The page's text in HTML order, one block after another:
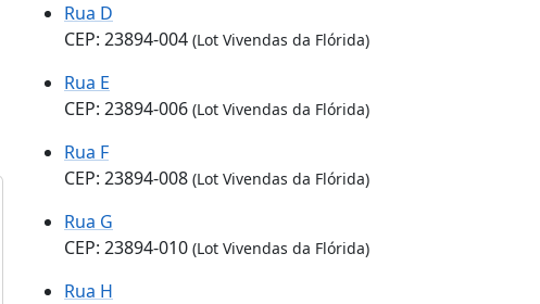
Rua D
CEP: 23894-004 (Lot Vivendas da Flórida)
Rua E
CEP: 23894-006 (Lot Vivendas da Flórida)
Rua F
CEP: 23894-008 (Lot Vivendas da Flórida)
Rua G
CEP: 23894-010 (Lot Vivendas da Flórida)
Rua H